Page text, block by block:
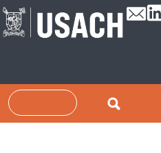
Passar para o conteúdo principal
Pesquisar